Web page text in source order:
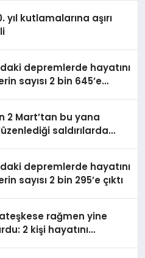
yıl kutlamalarına aşırı
depremlerde hayatını
sayısı 2 bin 645’e
2 Mart’tan bu yana
saldırılarda
depremlerde hayatını
sayısı 2 bin 295’e çıktı
rağmen yine
2 kişi hayatını